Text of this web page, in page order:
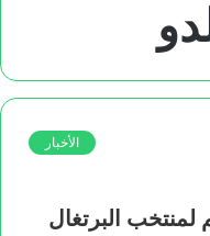
الأخبار
لمنتخب البرتغال